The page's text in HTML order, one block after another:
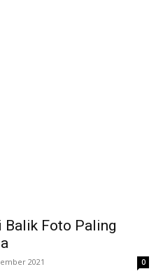
Balik Foto Paling
2021 0